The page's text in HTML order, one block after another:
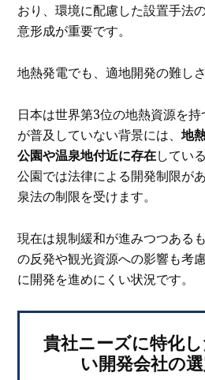
おり、環境に配慮した設置手法
意形成が重要です。
地熱発電でも、適地開発の難し
日本は世界第3位の地熱資源を
が普及していない背景には、地
公園や温泉地付近に存在してい
公園では法律による開発制限が
泉法の制限を受けます。
現在は規制緩和が進みつつある
の反発や観光資源への影響も考
に開発を進めにくい状況です。
貴社ニーズに特化
い開発会社の